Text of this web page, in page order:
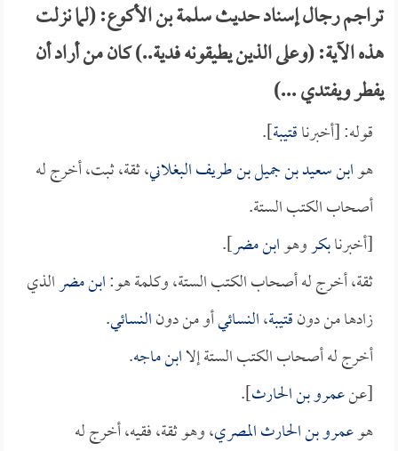
تراجم رجال إسناد حديث سلمة بن الأكوع: (لما نزلت
هذه الآية: (وعلى الذين يطيقونه فدية..) كان من أراد أن
يفطر ويفتدي ...)
قوله: [أخبرناقتيبة].
هوابن سعيد بن جميل بن طريف البغلاني، ثقة، ثبت، أخرج له
أصحاب الكتب الستة.
[أخبرنابكروهوابن مضر].
ثقة، أخرج له أصحاب الكتب الستة، وكلمة هو:ابن مضرالذي
زادها من دونقتيبة،النسائيأو من دونالنسائي.
أخرج له أصحاب الكتب الستة إلاابن ماجه.
[عنعمرو بن الحارث].
هوعمرو بن الحارث المصري، وهو ثقة، فقيه، أخرج له